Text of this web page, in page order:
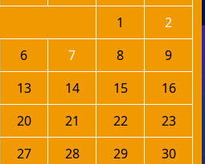
1
2
6 7 8
9
13 14 15
16
20 21 22
23
27 28 29
30